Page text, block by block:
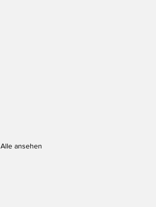
Alle ansehen